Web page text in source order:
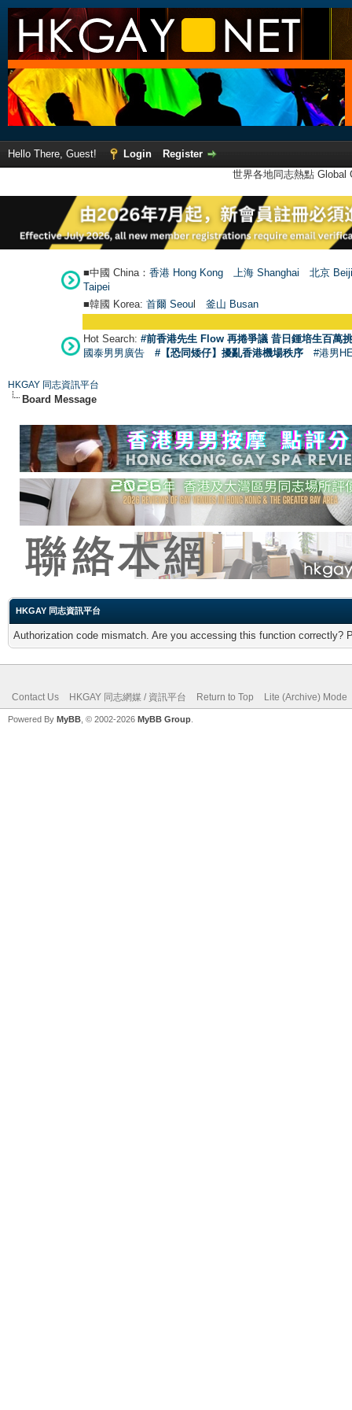
Hello There, Guest! Login
Register
世界各地同志熱點
■中國 China： 香港 Hong Kong 上海 Shanghai
北京
Taipei
■韓國 Korea: 首爾 Seoul 釜山 Busan
Hot Search: #前香港先生 Flow 再捲爭議 昔日鍾培生百萬
國泰男男廣告
#【恐同矮仔】擾亂香港機場秩序 #港男
HKGAY 同志資訊平台
Board Message
HKGAY 同志資訊平台
Authorization code mismatch. Are you accessing this function correctly?
Contact Us HKGAY 同志網媒 / 資訊平台 Return to Top Lite (Archive) Mode
Powered By MyBB , © 2002-2026 MyBB Group